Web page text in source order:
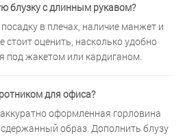
блузку с длинным рукавом?
в плечах, наличие манжет и
стоит оценить, насколько удобно
под жакетом или кардиганом.
для офиса?
оформленная горловина
образ. Дополнить блузу